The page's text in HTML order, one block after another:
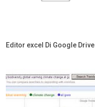
Editor excel Di Google Drive